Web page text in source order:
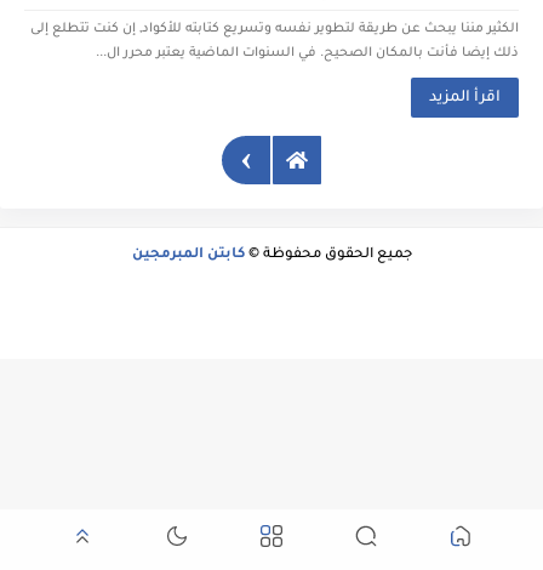
الكثير مننا يبحث عن طريقة لتطوير نفسه وتسريع كتابته للأكواد, إن كنت تتطلع إلى
ذلك إيضا فأنت بالمكان الصحيح. في السنوات الماضية يعتبر محرر ال...
اقرأ المزيد
›
جميع الحقوق محفوظة © كابتن المبرمجين